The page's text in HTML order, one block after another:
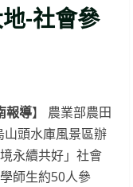
-社會參
報導】 農業部農田
頭水庫風景區辦
永續共好」社會
師生約50人參